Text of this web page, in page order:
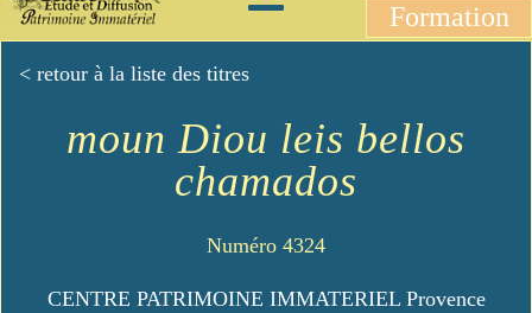
Formation
< retour à la liste des titres
moun Diou leis bellos
chamados
Numéro 4324
CENTRE PATRIMOINE IMMATERIEL Provence